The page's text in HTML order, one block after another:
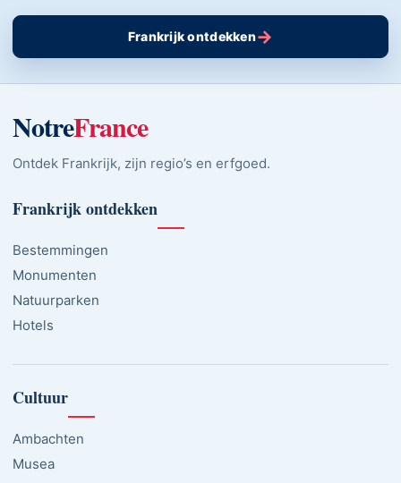
Frankrijk ontdekken→
NotreFrance
Ontdek Frankrijk, zijn regio’s en erfgoed.
Frankrijk ontdekken
Bestemmingen
Monumenten
Natuurparken
Hotels
Cultuur
Ambachten
Musea